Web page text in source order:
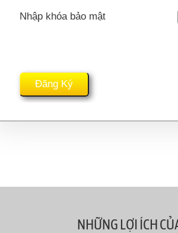
Nhập khóa bảo mật
NHỮNG LỢI ÍCH